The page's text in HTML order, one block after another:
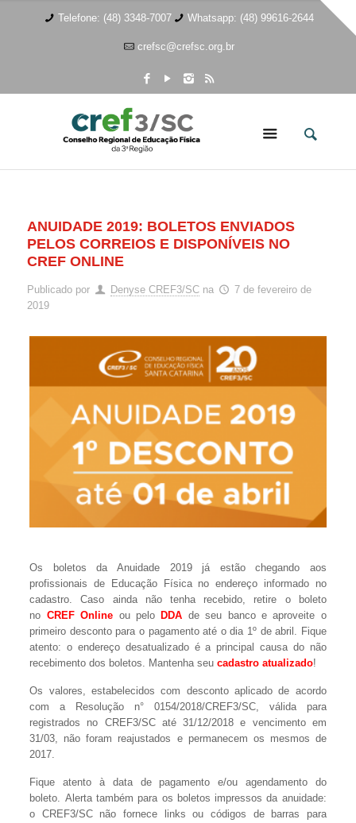
Telefone: (48) 3348-7007 Whatsapp: (48) 99616-2644
crefsc@crefsc.org.br
ANUIDADE 2019: BOLETOS ENVIADOS
PELOS CORREIOS E DISPONÍVEIS NO
CREF ONLINE
Publicado por Denyse CREF3/SC na
7 de fevereiro de
2019
Os boletos da Anuidade 2019 já estão chegando aos
profissionais de Educação Física no endereço informado no
cadastro. Caso ainda não tenha recebido, retire o boleto
no CREF Online ou pelo DDA de seu banco e aproveite o
primeiro desconto para o pagamento até o dia 1º de abril. Fique
atento: o endereço desatualizado é a principal causa do não
recebimento dos boletos. Mantenha seucadastro atualizado!
Os valores, estabelecidos com desconto aplicado de acordo
com a Resolução n° 0154/2018/CREF3/SC, válida para
registrados no CREF3/SC até 31/12/2018 e vencimento em
31/03, não foram reajustados e permanecem os mesmos de
2017.
Fique atento à data de pagamento e/ou agendamento do
boleto. Alerta também para os boletos impressos da anuidade:
o CREF3/SC não fornece links ou códigos de barras para